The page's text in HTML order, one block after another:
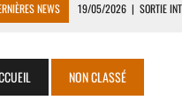
NEWS 19/05/2026 | SORTIE
SORTIE GUÉDELON
NON CLASSÉ